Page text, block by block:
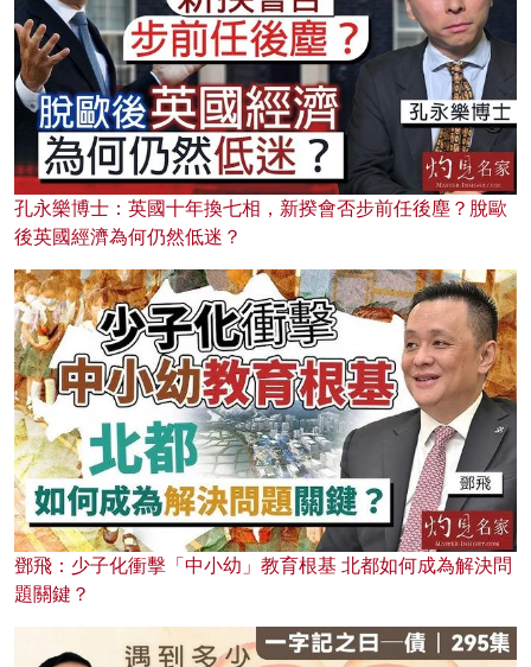
孔永樂博士：英國十年換七相，新揆會否步前任後塵？脫歐
後英國經濟為何仍然低迷？
鄧飛：少子化衝擊「中小幼」教育根基 北都如何成為解決問
題關鍵？